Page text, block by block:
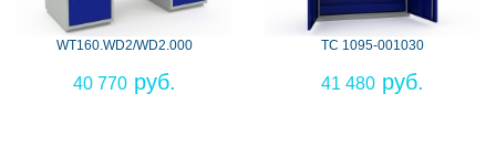
WT160.WD2/WD2.000
40 770
ТС 1095-001030
41 480